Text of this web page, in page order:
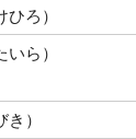
ろ）
ら）
）